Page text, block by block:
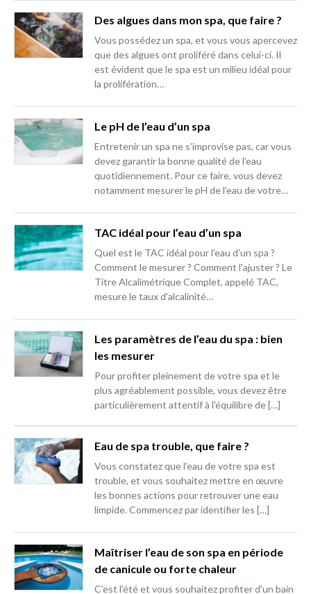
Des algues dans mon spa, que faire ?
Vous possédez un spa, et vous vous apercevez
que des algues ont proliféré dans celui-ci. Il
est évident que le spa est un milieu idéal pour
la prolifération…
Le pH de l’eau d’un spa
Entretenir un spa ne s’improvise pas, car vous
devez garantir la bonne qualité de l’eau
quotidiennement. Pour ce faire, vous devez
notamment mesurer le pH de l’eau de votre…
TAC idéal pour l’eau d’un spa
Quel est le TAC idéal pour l'eau d'un spa ?
Comment le mesurer ? Comment l'ajuster ? Le
Titre Alcalimétrique Complet, appelé TAC,
mesure le taux d'alcalinité…
Les paramètres de l’eau du spa : bien
les mesurer
Pour profiter pleinement de votre spa et le
plus agréablement possible, vous devez être
particulièrement attentif à l'équilibre de […]
Eau de spa trouble, que faire ?
Vous constatez que l’eau de votre spa est
trouble, et vous souhaitez mettre en œuvre
les bonnes actions pour retrouver une eau
limpide. Commencez par identifier les […]
Maîtriser l’eau de son spa en période
de canicule ou forte chaleur
C'est l'été et vous souhaitez profiter d'un bain